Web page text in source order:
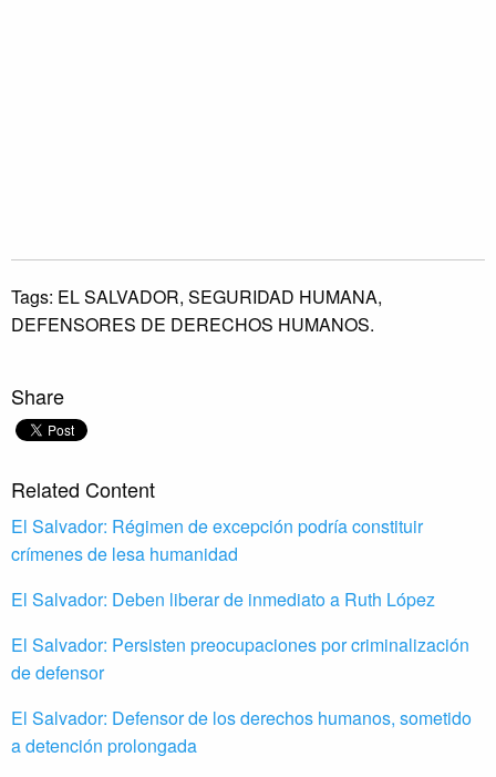
Tags: EL SALVADOR, SEGURIDAD HUMANA,
DEFENSORES DE DERECHOS HUMANOS.
Share
Related Content
El Salvador: Régimen de excepción podría constituir
crímenes de lesa humanidad
El Salvador: Deben liberar de inmediato a Ruth López
El Salvador: Persisten preocupaciones por criminalización
de defensor
El Salvador: Defensor de los derechos humanos, sometido
a detención prolongada